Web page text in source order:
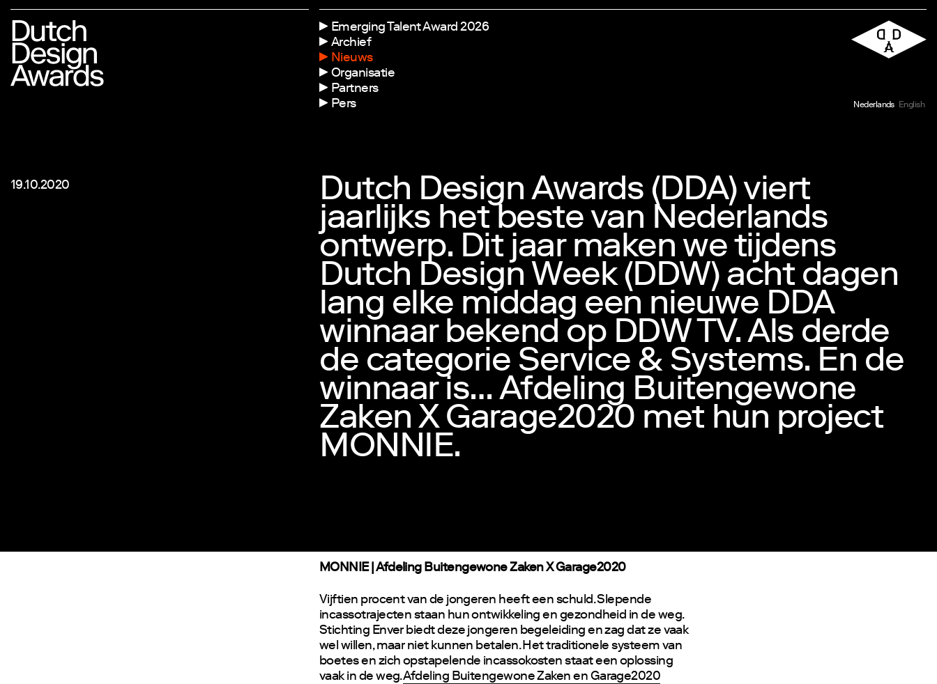
Emerging Talent Award 2026
Archief
Nieuws
Organisatie
Partners
Pers
Nederlands English
19.10.2020
Dutch Design Awards (DDA) viert
jaarlijks het beste van Nederlands
ontwerp. Dit jaar maken we tijdens
Dutch Design Week (DDW) acht dagen
lang elke middag een nieuwe DDA
winnaar bekend op DDW TV. Als derde
de categorie Service & Systems. En de
winnaar is… Afdeling Buitengewone
Zaken X Garage2020 met hun project
MONNIE.
MONNIE | Afdeling Buitengewone Zaken X Garage2020
Vijftien procent van de jongeren heeft een schuld. Slepende
incassotrajecten staan hun ontwikkeling en gezondheid in de weg.
Stichting Enver biedt deze jongeren begeleiding en zag dat ze vaak
wel willen, maar niet kunnen betalen. Het traditionele systeem van
boetes en zich opstapelende incassokosten staat een oplossing
vaak in de weg.Afdeling Buitengewone Zaken en Garage2020